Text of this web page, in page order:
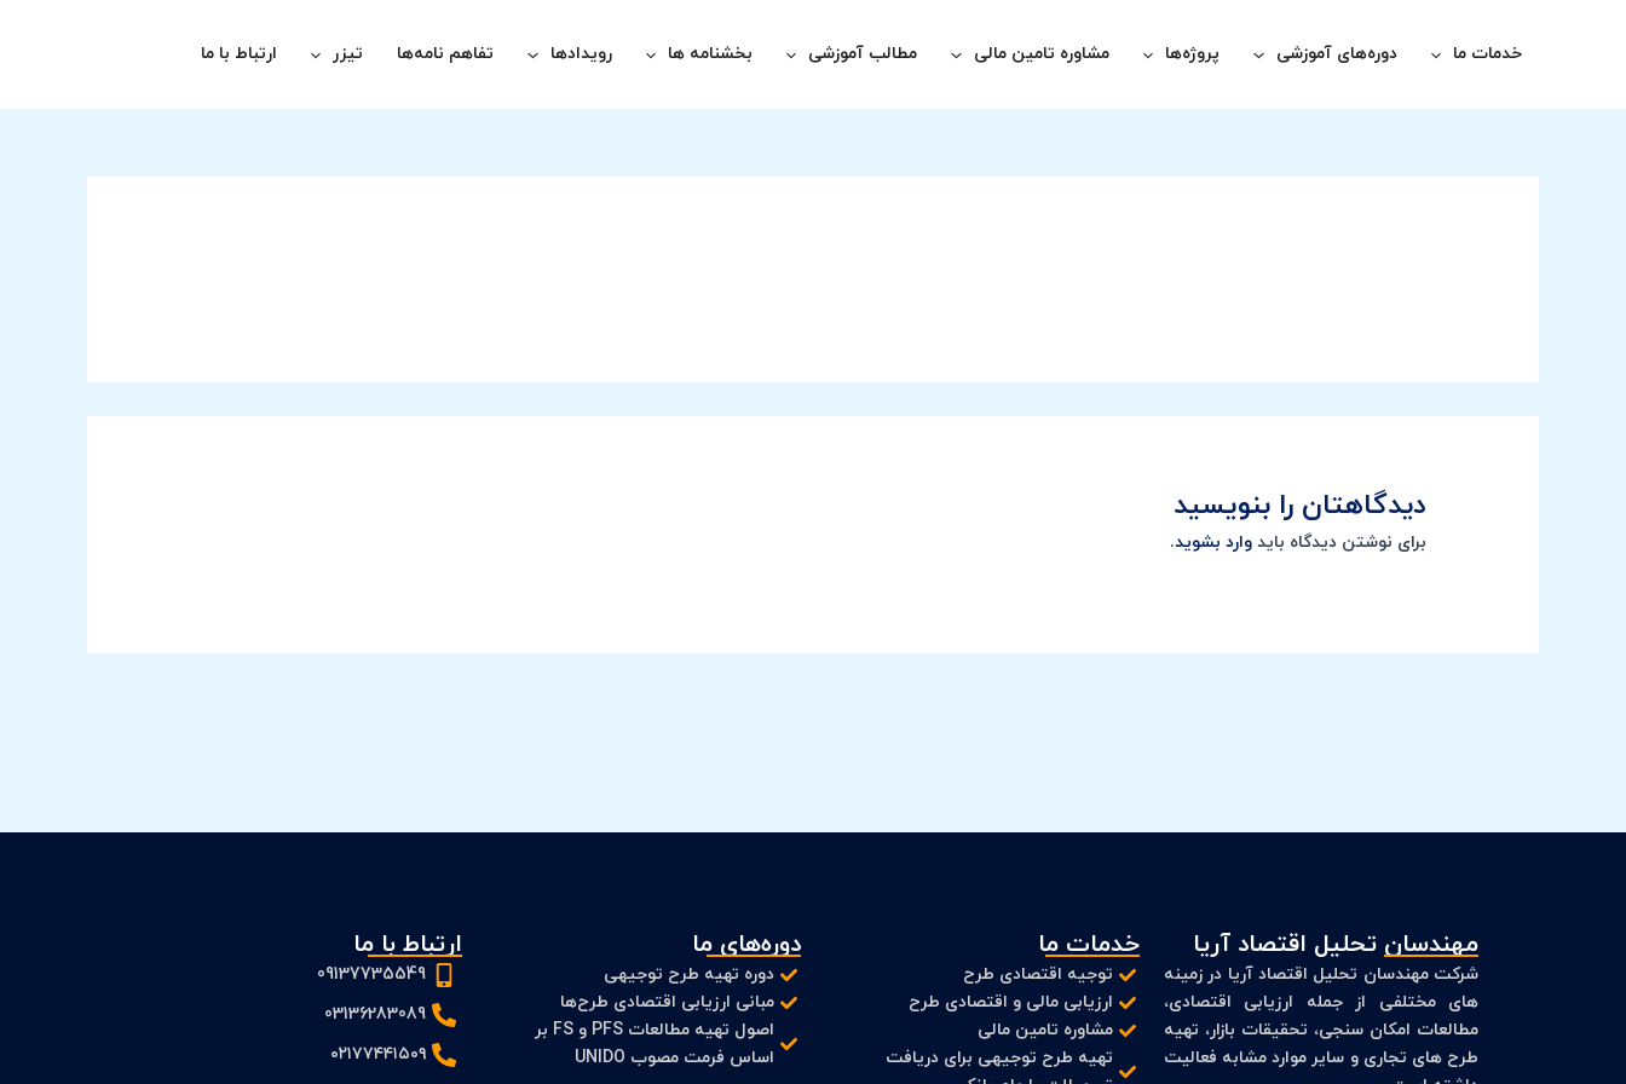
خدمات ما دوره‌های آموزشی پروژه‌ها مشاوره تامین مالی مطالب آموزشی بخشنامه ها رویدادها تفاهم نامه‌ها تیزر ارتباط با ما
دیدگاهتان را بنویسید
برای نوشتن دیدگاه بایدوارد بشوید.
مهندسان تحلیل اقتصاد آریا
شرکت مهندسان تحلیل اقتصاد آریا در زمینه
های مختلفی از جمله ارزیابی اقتصادی،
مطالعات امکان سنجی، تحقیقات بازار، تهیه
طرح های تجاری و سایر موارد مشابه فعالیت
خدمات ما
توجیه اقتصادی طرح
ارزیابی مالی و اقتصادی طرح
مشاوره تامین مالی
تهیه طرح توجیهی برای دریافت
دوره‌های ما
دوره تهیه طرح توجیهی
مبانی ارزیابی اقتصادی طرح‌ها
اصول تهیه مطالعات PFS و FS بر
اساس فرمت مصوب UNIDO
ارتباط با ما
09137735549
03136283089
۰۲۱۷۷۴۴۱۵۰۹